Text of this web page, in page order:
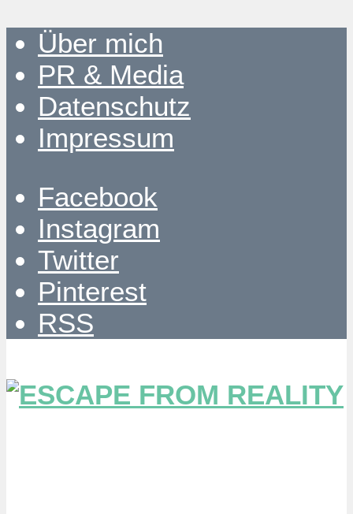
Über mich
PR & Media
Datenschutz
Impressum
Facebook
Instagram
Twitter
Pinterest
RSS